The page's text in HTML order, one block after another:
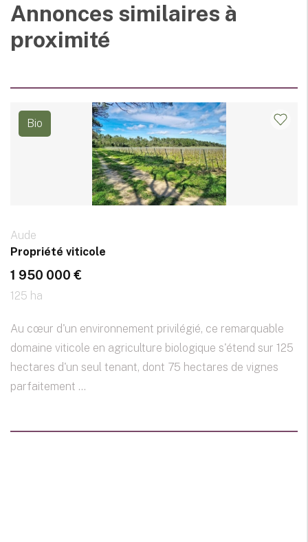
Annonces similaires à
proximité
Bio
Aude
Propriété viticole
1 950 000 €
125 ha
Au cœur d'un environnement privilégié, ce remarquable
domaine viticole en agriculture biologique s'étend sur 125
hectares d'un seul tenant, dont 75 hectares de vignes
parfaitement ...